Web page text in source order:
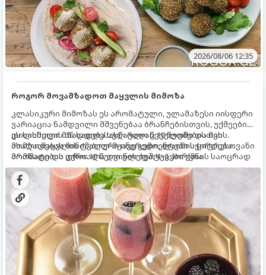
2026/08/06 12:35
როგორ მოვამზადოთ მაყვლის მიმოზა
კლასიკური მიმოზას ეს არომატული, ულამაზესი იისფერი
ვარიაცია ნამდვილი მშვენებაა ბრანჩებისთვის, უქმეების
დილისთვის ან სადღესასწაულო წვეულებებისთვის.
ახალი მაყვლის ტკბილ-მჟავე გემო, ლაიმის ციტრუსოვანი
არომატი და ცქრიალა ღვინის ბუშტუკები ქმნის საოცრად
დახვეწილ და მაგრილებელ კოქტეილს.
ეს სასმელი მზადდება სულ რაღაც 10 წუთში და მის
მომზადებას მინიმალური ინგრედიენტები სჭირდება.
მომზადების დრო: 10 წუთი ულუფა: 4–6 პორცია